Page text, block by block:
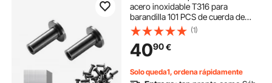
acero inoxidable T316 para
barandilla 101 PCS de cuerda de
alambre de 1/8" T316 de grado
marino con broca, fácil instalación
para barandilla de bricolaje,
barandilla, plata
(1)
4090€
Solo queda1, ordena rápidamente